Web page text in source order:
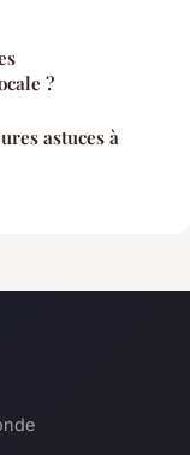
?
astuces à